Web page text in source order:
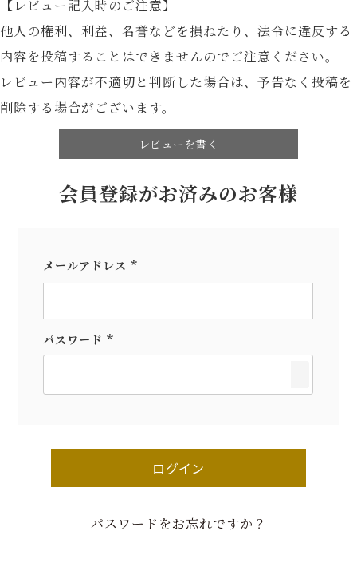
【レビュー記入時のご注意】
他人の権利、利益、名誉などを損ねたり、法令に違反する
内容を投稿することはできませんのでご注意ください。
レビュー内容が不適切と判断した場合は、予告なく投稿を
削除する場合がございます。
レビューを書く
会員登録がお済みのお客様
メールアドレス
須)
パスワード
ログイン
パスワードをお忘れですか？